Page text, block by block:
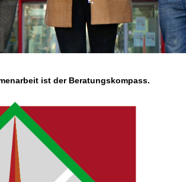
ist der Beratungskompass.